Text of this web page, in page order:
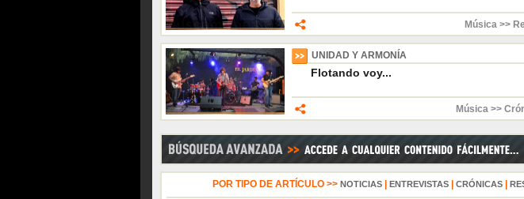
Música >>
UNIDAD Y ARMONÍA
Flotando voy...
Música >>
POR TIPO DE ARTÍCULO >> NOTICIAS| ENTREVISTAS| CRÓNICAS|